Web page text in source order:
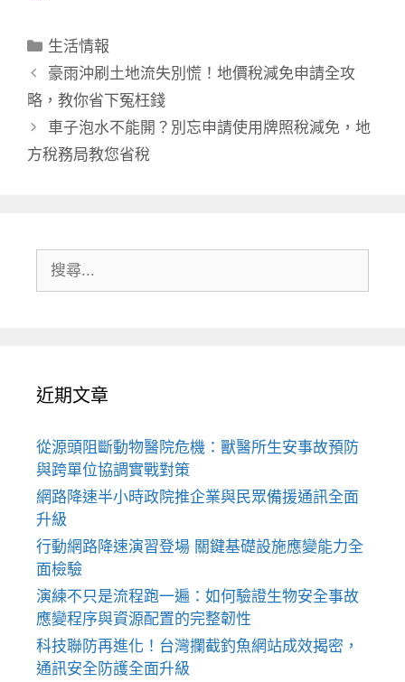
分
類
生活情報
豪雨沖刷土地流失別慌！地價稅減免申請全攻
略，教你省下冤枉錢
車子泡水不能開？別忘申請使用牌照稅減免，地
方稅務局教您省稅
尋:
近期文章
從源頭阻斷動物醫院危機：獸醫所生安事故預防
與跨單位協調實戰對策
網路降速半小時政院推企業與民眾備援通訊全面
升級
行動網路降速演習登場 關鍵基礎設施應變能力全
面檢驗
演練不只是流程跑一遍：如何驗證生物安全事故
應變程序與資源配置的完整韌性
科技聯防再進化！台灣攔截釣魚網站成效揭密，
通訊安全防護全面升級